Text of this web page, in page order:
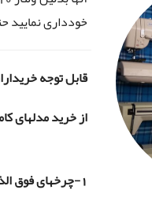
خودداری نمایید
قابل توجه
از خرید مدلهای
1-چرخهای فوق الذکر از رده خارج بوده و زمان ساخت دستگاه چرخ خیاطی به بیش از 30 سال گذشته میباشد.